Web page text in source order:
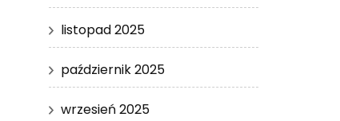
listopad 2025
październik 2025
wrzesień 2025